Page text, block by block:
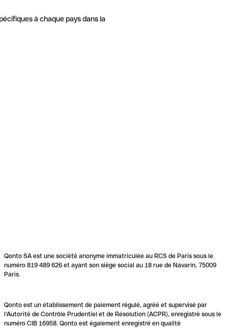
à chaque pays dans la
Qonto SA est une société anonyme immatriculée au RCS de Paris sous le
numéro 819 489 626 et ayant son siège social au 18 rue de Navarin, 75009
Paris.
Qonto est un établissement de paiement régulé, agréé et supervisé par
l'Autorité de Contrôle Prudentiel et de Résolution (ACPR), enregistré sous le
numéro CIB 16958. Qonto est également enregistré en qualité